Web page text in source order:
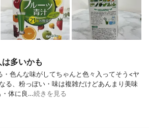
多いかも
・色んな味がしてちゃんと色々入ってそう<ヤ
る、粉っぽい・味は複雑だけどあんまり美味
・体に良…続きを見る